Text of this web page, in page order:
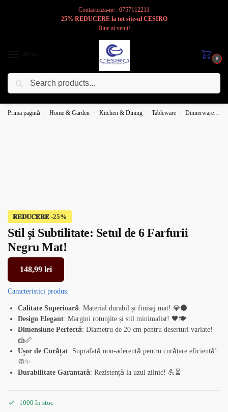
Contacteaza-ne : 0757112211
25% REDUCERE la tot site-ul CESIRO
Bine ai venit!
0
Cesiro
Prima pagină / Home & Garden / Kitchen & Dining / Tableware / Dinnerware
𝐑𝐄𝐃𝐔𝐂𝐄𝐑𝐄
Stil și Subtilitate: Setul de 6 Farfurii
Negru Mat!
148,99 lei
Caracteristici produs:
Calitate Superioară: Material durabil și finisaj mat! 💎🌑
Design Elegant: Margini rotunjite și stil minimalist! 🖤🍽️
Dimensiune Perfectă: Diametru de 20 cm pentru deserturi variate!
🍰📏
Ușor de Curățat: Suprafață non-aderentă pentru curățare eficientă!
🧼✨
Durabilitate Garantată: Rezistență la uzul zilnic! 💪⏳
1000 în stoc